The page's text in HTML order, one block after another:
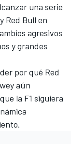
una serie
Red Bull en
agresivos
y grandes
por qué Red
aún
la F1 siguiera